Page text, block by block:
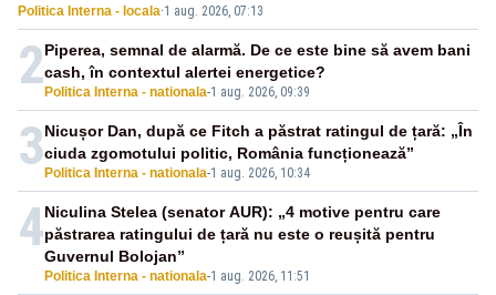
România
Politica Interna - locala·1 aug. 2026, 07:13
2 Politica Interna - nationala-1 aug. 2026, 09:39
Piperea, semnal de alarmă. De ce este bine să avem bani
cash, în contextul alertei energetice?
3 Politica Interna - nationala-1 aug. 2026, 10:34
Nicușor Dan, după ce Fitch a păstrat ratingul de țară: „În
ciuda zgomotului politic, România funcționează”
4
Politica Interna - nationala-1 aug. 2026, 11:51
Niculina Stelea (senator AUR): „4 motive pentru care
păstrarea ratingului de țară nu este o reușită pentru
Guvernul Bolojan”